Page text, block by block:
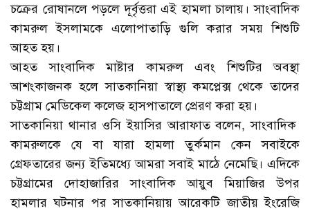
চক্রের রোষানলে পড়লে দূর্বৃত্তরা এই হামলা চালায়। সাংবাদিক
কামরুল ইসলামকে এলোপাতাড়ি গুলি করার সময় শিশুটি
আহত হয়।
আহত সাংবাদিক মাষ্টার কামরুল এবং শিশুটির অবস্থা
আশংকাজনক হলে সাতকানিয়া স্বাস্থ্য কমপ্লেক্স থেকে তাদের
চট্টগ্রাম মেডিকেল কলেজ হাসপাতালে প্রেরণ করা হয়।
সাতকানিয়া থানার ওসি ইয়াসির আরাফাত বলেন, সাংবাদিক
কামরুলকে যে বা যারা হামলা তুর্কমান কেন সবাইকে
গ্রেফতারের জন্য ইতিমধ্যে আমরা সবাই মাঠে নেমেছি। এদিকে
চট্টগ্রামের দোহাজারির সাংবাদিক আয়ুব মিয়াজির উপর
হামলার ঘটনার পর সাতকানিয়ায় আরেকটি জাতীয় ইংরেজি